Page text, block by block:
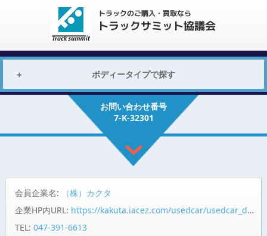
ボディータイプで探す
お問い合わせ番号
7-K-32301
会員企業名:
（株）カクタ
企業HP内URL: https://kakuta.iacez.com/usedcar/usedcar_detail.php?group_code=870&zaiko_code=00001000010000065037
TEL: 047-391-6613